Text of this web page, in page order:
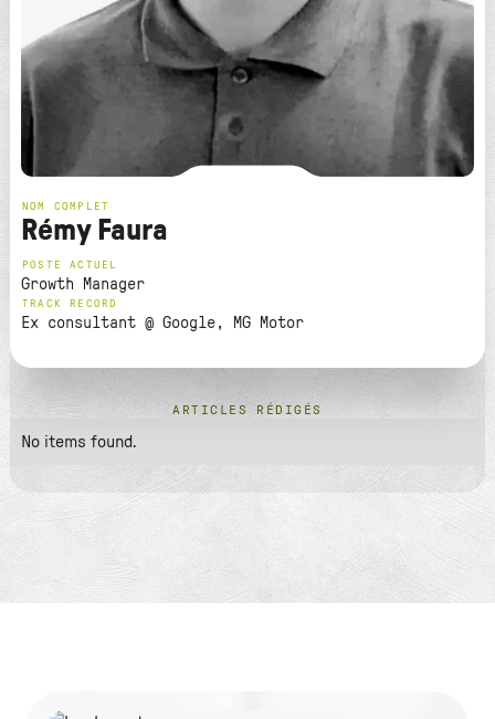
NOM COMPLET
Rémy Faura
POSTE ACTUEL
Growth Manager
TRACK RECORD
Ex consultant @ Google, MG Motor
ARTICLES RÉDIGÉS
No items found.